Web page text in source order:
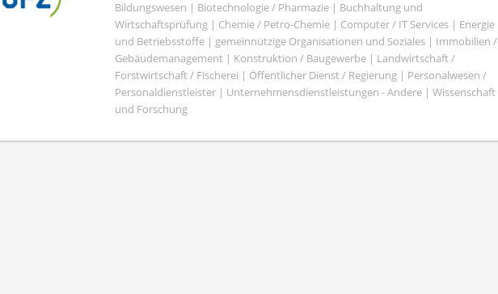
Bildungswesen | Biotechnologie / Pharmazie | Buchhaltung und
Wirtschaftsprüfung | Chemie / Petro-Chemie | Computer / IT Services | Energie
und Betriebsstoffe | gemeinnützige Organisationen und Soziales | Immobilien /
Gebäudemanagement | Konstruktion / Baugewerbe | Landwirtschaft /
Forstwirtschaft / Fischerei | Öffentlicher Dienst / Regierung | Personalwesen /
Personaldienstleister | Unternehmensdienstleistungen - Andere | Wissenschaft
und Forschung